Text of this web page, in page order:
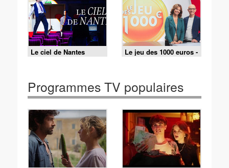
Le ciel de Nantes Le jeu des 1000 euros -
01/08/2026
Programmes TV populaires